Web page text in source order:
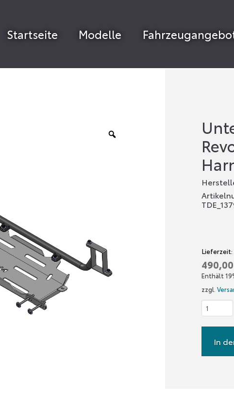
Startseite Modelle
490,00
Enthält
zzgl.
Toyota
Hilux
Revo
In